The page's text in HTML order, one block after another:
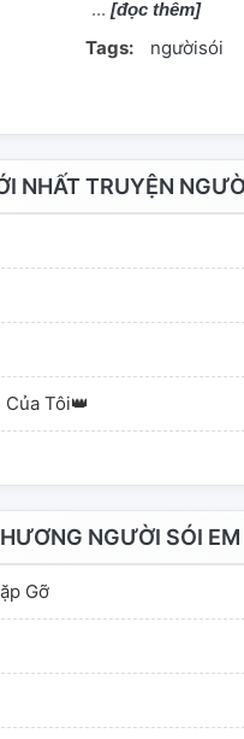
tử ấy càng ngày
gái.. Họ yêu nhau
nào? Sau bao
về thân phận của
[đọc thêm]
Tags: ngườisói
NHẤT TRUYỆN
Tôi👑
NGƯỜI SÓI
Gỡ